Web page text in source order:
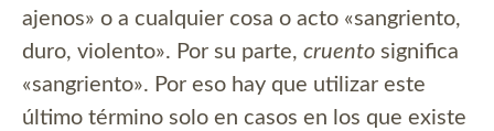
ajenos» o a cualquier cosa o acto «sangriento,
duro, violento». Por su parte, cruento significa
«sangriento». Por eso hay que utilizar este
último término solo en casos en los que existe